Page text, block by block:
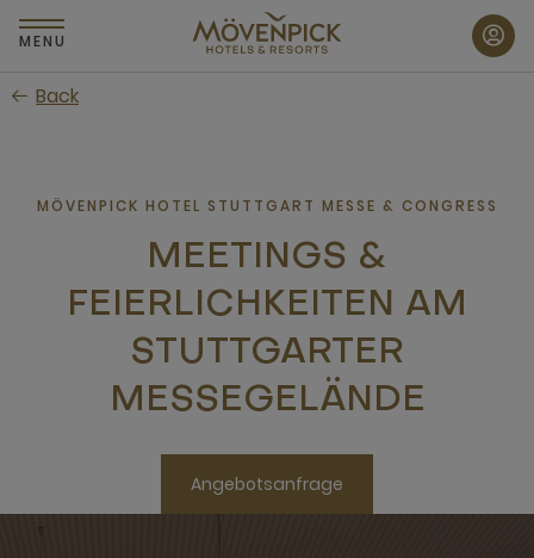
Zum
Hauptinhalt
MENU
Back
MÖVENPICK HOTEL STUTTGART MESSE & CONGRESS
MEETINGS &
FEIERLICHKEITEN AM
STUTTGARTER
MESSEGELÄNDE
Angebotsanfrage